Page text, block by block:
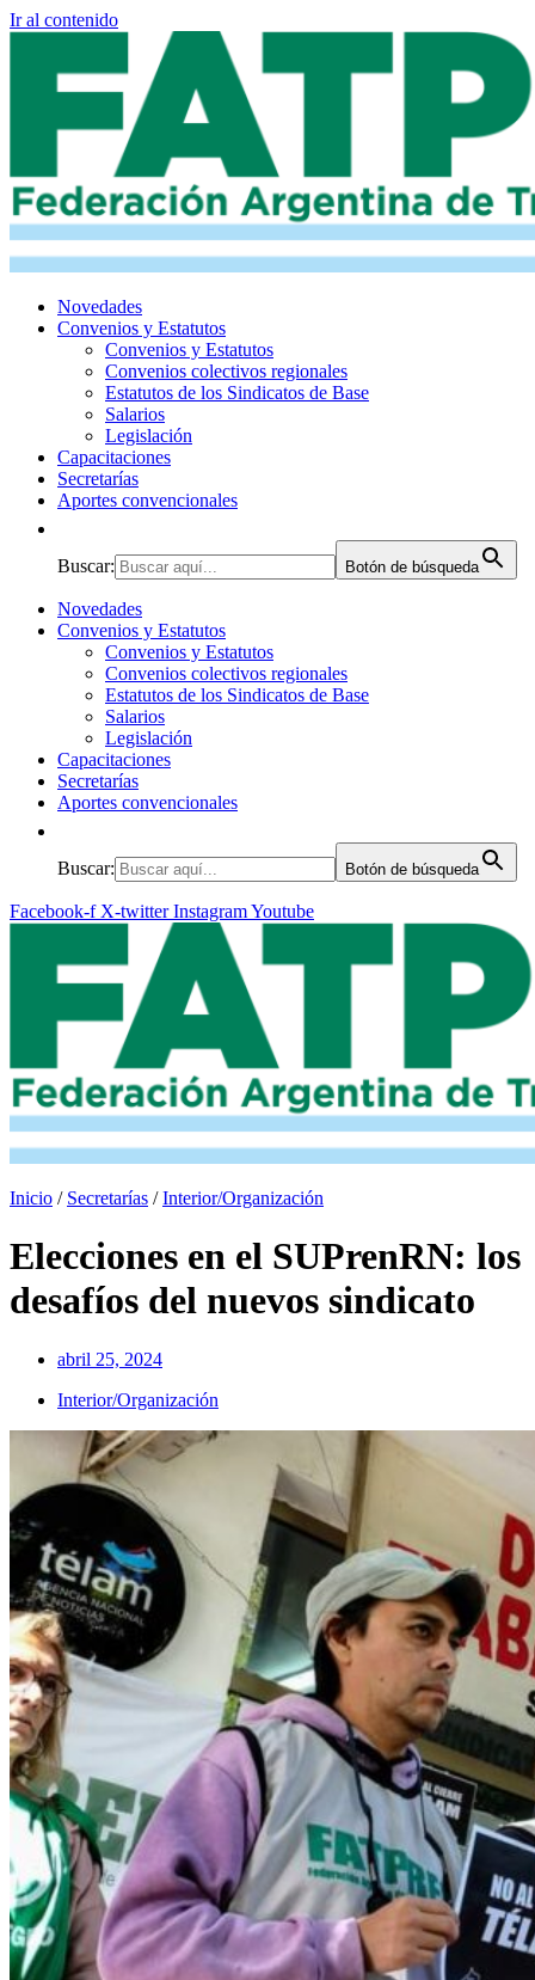
Ir al contenido
Novedades
Convenios y Estatutos
Convenios y Estatutos
Convenios colectivos regionales
Estatutos de los Sindicatos de Base
Salarios
Legislación
Capacitaciones
Secretarías
Aportes convencionales
Buscar: Botón de búsqueda
Novedades
Convenios y Estatutos
Convenios y Estatutos
Convenios colectivos regionales
Estatutos de los Sindicatos de Base
Salarios
Legislación
Capacitaciones
Secretarías
Aportes convencionales
Buscar: Botón de búsqueda
Facebook-f X-twitter InstagramYoutube
Inicio / Secretarías /Interior/Organización
Elecciones en el SUPrenRN: los
desafíos del nuevos sindicato
abril 25, 2024
Interior/Organización